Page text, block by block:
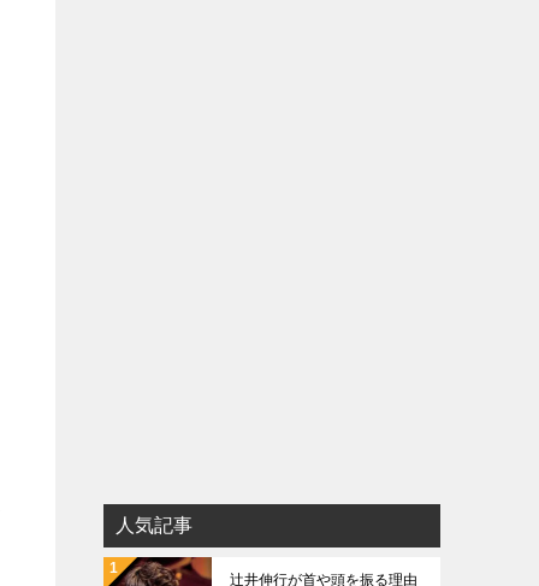
人気記事
辻井伸行が首や頭を振る理由